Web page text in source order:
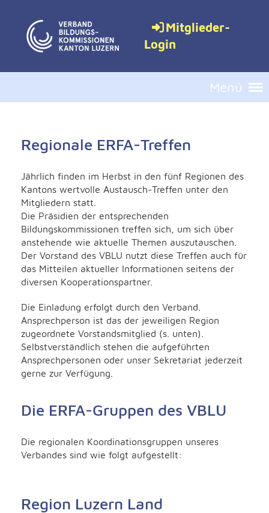
Mitglieder-
Login
Menü
Regionale ERFA-Treffen
Jährlich finden im Herbst in den fünf Regionen des
Kantons wertvolle Austausch-Treffen unter den
Mitgliedern statt.
Die Präsidien der entsprechenden
Bildungskommissionen treffen sich, um sich über
anstehende wie aktuelle Themen auszutauschen.
Der Vorstand des VBLU nutzt diese Treffen auch für
das Mitteilen aktueller Informationen seitens der
diversen Kooperationspartner.
Die Einladung erfolgt durch den Verband.
Ansprechperson ist das der jeweiligen Region
zugeordnete Vorstandsmitglied (s. unten).
Selbstverständlich stehen die aufgeführten
Ansprechpersonen oder unser Sekretariat jederzeit
gerne zur Verfügung.
Die ERFA-Gruppen des VBLU
Die regionalen Koordinationsgruppen unseres
Verbandes sind wie folgt aufgestellt:
Region Luzern Land